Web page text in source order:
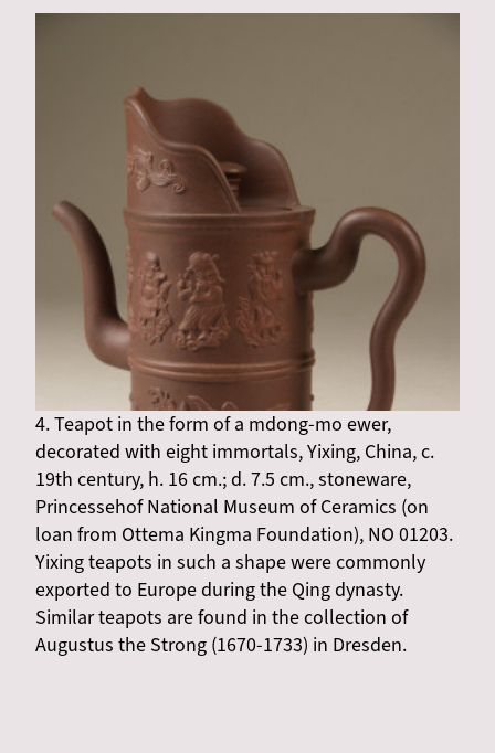
4. Teapot in the form of a mdong-mo ewer,
decorated with eight immortals, Yixing, China, c.
19th century, h. 16 cm.; d. 7.5 cm., stoneware,
Princessehof National Museum of Ceramics (on
loan from Ottema Kingma Foundation), NO 01203.
Yixing teapots in such a shape were commonly
exported to Europe during the Qing dynasty.
Similar teapots are found in the collection of
Augustus the Strong (1670-1733) in Dresden.